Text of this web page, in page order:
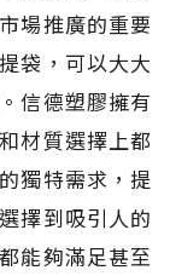
場推廣的重要
袋，可以大大
信德塑膠擁有
材質選擇上都
獨特需求，提
擇到吸引人的
能夠滿足甚至